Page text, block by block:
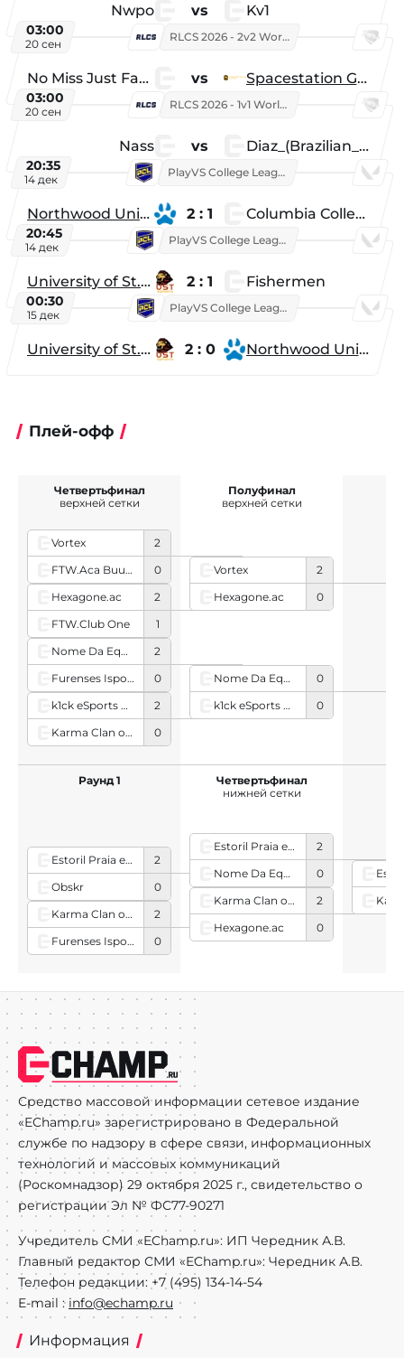
Nwpo vs Kv1
03:00
20 сен
RLCS 2026 - 2v2 World Championship
No Miss Just Fake vs Spacestation Gaming
03:00
20 сен
RLCS 2026 - 1v1 World Championship
Nass vs Diaz_(Brazilian_Player)
20:35
14 дек
PlayVS College League 2025: Fall
Northwood University 2 : 1 Columbia College
20:45
14 дек
PlayVS College League 2025: Fall
University of St. Thomas 2 : 1 Fishermen
00:30
15 дек
PlayVS College League 2025: Fall
University of St. Thomas 2 : 0 Northwood University
Плей-офф
Vortex
2
FTW.Aca Buunuki
0
Hexagone.ac
2
FTW.Club One
1
Nome Da Equipa
2
Furenses Isportos
0
k1ck eSports Club
2
Karma Clan of Games
0
Четвертьфинал
верхней сетки
Vortex
2
Hexagone.ac
0
Nome Da Equipa
0
k1ck eSports Club
0
Полуфинал
верхней сетки
Estoril Praia eSports
2
Obskr
0
Karma Clan of Games
2
Furenses Isportos
0
Раунд 1
Estoril Praia eSports
2
Nome Da Equipa
0
Karma Clan of Games
2
Hexagone.ac
0
Четвертьфинал
нижней сетки
Средство массовой информации сетевое издание
«EChamp.ru» зарегистрировано в Федеральной
службе по надзору в сфере связи, информационных
технологий и массовых коммуникаций
(Роскомнадзор) 29 октября 2025 г., свидетельство о
регистрации Эл № ФС77-90271
Учредитель СМИ «EChamp.ru»: ИП Чередник А.В.
Главный редактор СМИ «EChamp.ru»: Чередник А.В.
Телефон редакции: +7 (495) 134-14-54
E-mail : info@echamp.ru
Информация